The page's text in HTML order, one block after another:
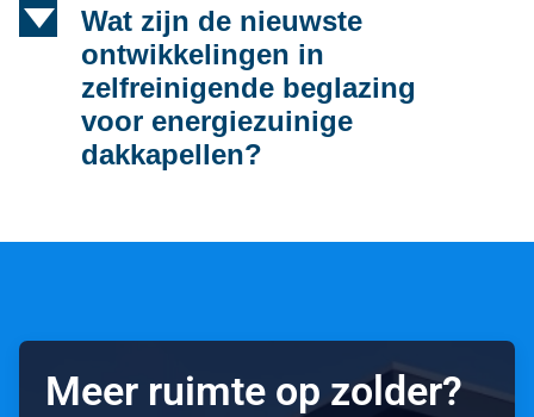
d
Wat zijn de nieuwste
ontwikkelingen in
zelfreinigende beglazing
voor energiezuinige
dakkapellen?
Meer ruimte op zolder?